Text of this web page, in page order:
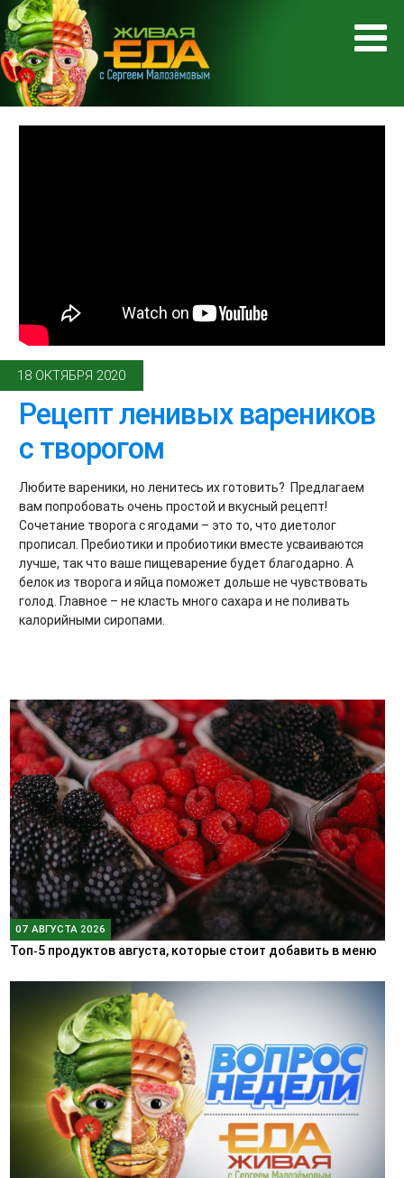
18 ОКТЯБРЯ 2020
Рецепт ленивых вареников
с творогом
Любите вареники, но ленитесь их готовить? Предлагаем
вам попробовать очень простой и вкусный рецепт!
Сочетание творога с ягодами – это то, что диетолог
прописал. Пребиотики и пробиотики вместе усваиваются
лучше, так что ваше пищеварение будет благодарно. А
белок из творога и яйца поможет дольше не чувствовать
голод. Главное – не класть много сахара и не поливать
калорийными сиропами.
07 АВГУСТА 2026
Топ‑5 продуктов августа, которые стоит добавить в меню